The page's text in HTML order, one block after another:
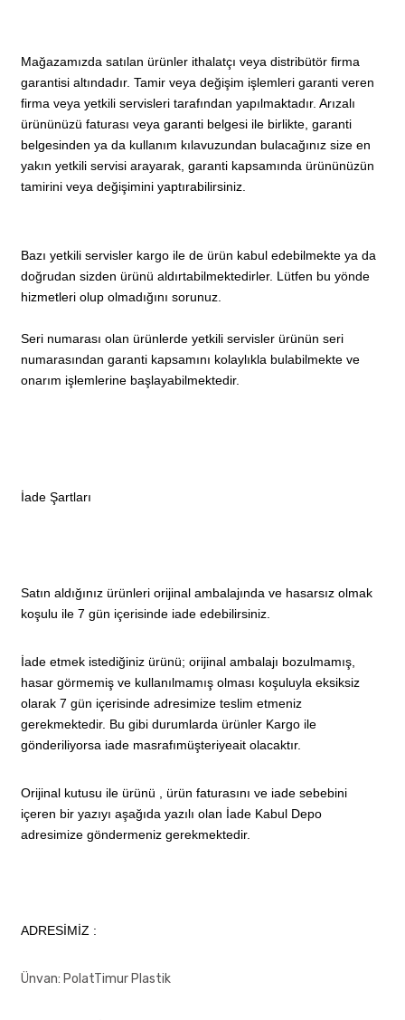
Mağazamızda satılan ürünler ithalatçı veya distribütör firma
garantisi altındadır. Tamir veya değişim işlemleri garanti veren
firma veya yetkili servisleri tarafından yapılmaktadır. Arızalı
ürününüzü faturası veya garanti belgesi ile birlikte, garanti
belgesinden ya da kullanım kılavuzundan bulacağınız size en
yakın yetkili servisi arayarak, garanti kapsamında ürününüzün
tamirini veya değişimini yaptırabilirsiniz.
Bazı yetkili servisler kargo ile de ürün kabul edebilmekte ya da
doğrudan sizden ürünü aldırtabilmektedirler. Lütfen bu yönde
hizmetleri olup olmadığını sorunuz.
Seri numarası olan ürünlerde yetkili servisler ürünün seri
numarasından garanti kapsamını kolaylıkla bulabilmekte ve
onarım işlemlerine başlayabilmektedir.
İade Şartları
Satın aldığınız ürünleri orijinal ambalajında ve hasarsız olmak
koşulu ile 7 gün içerisinde iade edebilirsiniz.
İade etmek istediğiniz ürünü; orijinal ambalajı bozulmamış,
hasar görmemiş ve kullanılmamış olması koşuluyla eksiksiz
olarak 7 gün içerisinde adresimize teslim etmeniz
gerekmektedir. Bu gibi durumlarda ürünler Kargo ile
gönderiliyorsa iade masrafımüşteriyeait olacaktır.
Orijinal kutusu ile ürünü , ürün faturasını ve iade sebebini
içeren bir yazıyı aşağıda yazılı olan İade Kabul Depo
adresimize göndermeniz gerekmektedir.
ADRESİMİZ :
Ünvan: PolatTimur Plastik